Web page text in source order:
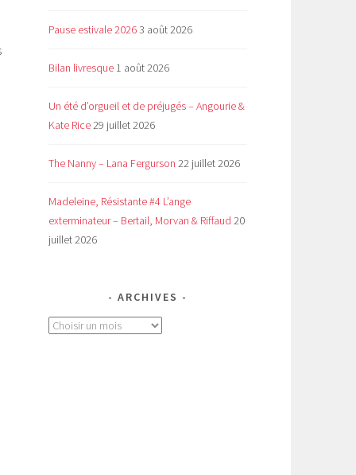
Pause estivale 20263 août 2026
Bilan livresque 1 août 2026
Un été d’orgueil et de préjugés – Angourie &
Kate Rice29 juillet 2026
The Nanny – Lana Fergurson 22 juillet 2026
Madeleine, Résistante #4 L’ange
exterminateur – Bertail, Morvan & Riffaud 20
juillet 2026
ARCHIVES
Archives